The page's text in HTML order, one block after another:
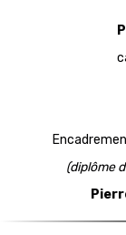
(diplôme